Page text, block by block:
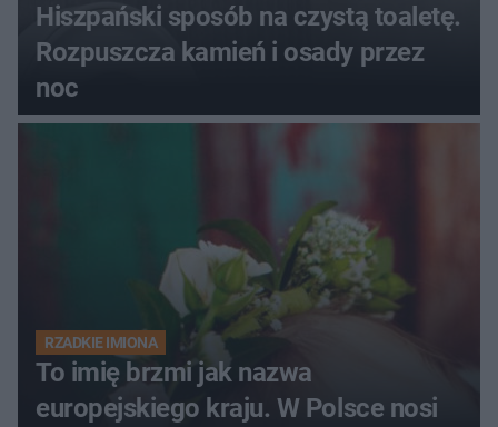
Hiszpański sposób na czystą toaletę.
Rozpuszcza kamień i osady przez
noc
RZADKIE IMIONA
To imię brzmi jak nazwa
europejskiego kraju. W Polsce nosi